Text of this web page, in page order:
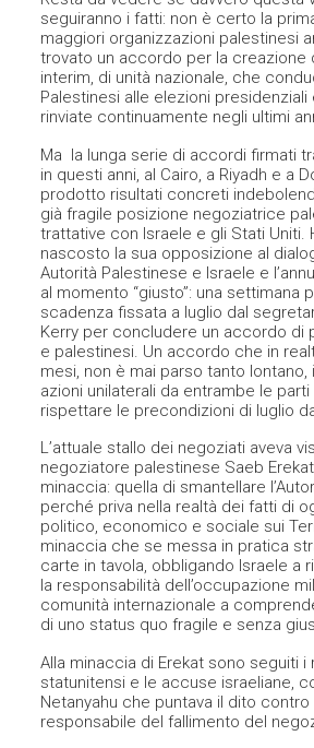
seguiranno i fatti: non è certo la
maggiori organizzazioni palestinesi
trovato un accordo per la creazione
interim, di unità nazionale, che
Palestinesi alle elezioni presidenziali
rinviate continuamente negli ultimi
Ma la lunga serie di accordi firmati
in questi anni, al Cairo, a Riyadh e a
prodotto risultati concreti
già fragile posizione negoziatrice
trattative con Israele e gli Stati Uniti.
nascosto la sua opposizione al
Autorità Palestinese e Israele e
al momento “giusto”: una settimana
scadenza fissata a luglio dal
Kerry per concludere un accordo di
e palestinesi. Un accordo che in
mesi, non è mai parso tanto
azioni unilaterali da entrambe le
rispettare le precondizioni di luglio
L’attuale stallo dei negoziati aveva
negoziatore palestinese Saeb
minaccia: quella di smantellare
perché priva nella realtà dei fatti di
politico, economico e sociale sui
minaccia che se messa in pratica
carte in tavola, obbligando Israele a
la responsabilità dell’occupazione
comunità internazionale a
di uno status quo fragile e senza
Alla minaccia di Erekat sono seguiti i
statunitensi e le accuse israeliane,
Netanyahu che puntava il dito contro
responsabile del fallimento del